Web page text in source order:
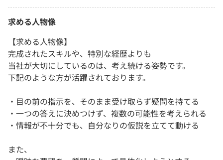
求める人物像
【求める人物像】
完成されたスキルや、特別な経歴よりも
当社が大切にしているのは、考え続ける姿勢です。
下記のような方が活躍されております。
・目の前の指示を、そのまま受け取らず疑問を持てる
・一つの答えに決めつけず、複数の可能性を考えられる
・情報が不十分でも、自分なりの仮説を立てて動ける
また、